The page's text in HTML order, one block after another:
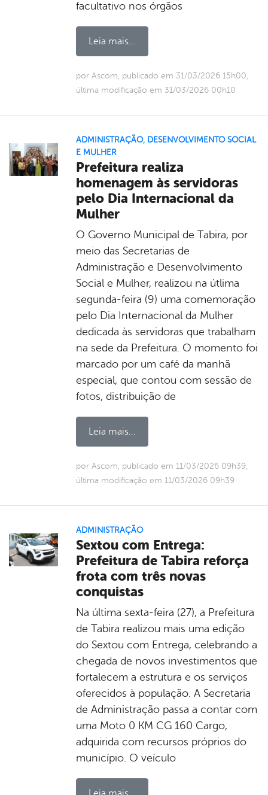
facultativo nos órgãos
Leia mais...
por Ascom, publicado em 31/03/2026 15h00,
última modificação em 31/03/2026 00h10
ADMINISTRAÇÃO, DESENVOLVIMENTO SOCIAL
E MULHER
Prefeitura realiza
homenagem às servidoras
pelo Dia Internacional da
Mulher
O Governo Municipal de Tabira, por
meio das Secretarias de
Administração e Desenvolvimento
Social e Mulher, realizou na útlima
segunda-feira (9) uma comemoração
pelo Dia Internacional da Mulher
dedicada às servidoras que trabalham
na sede da Prefeitura. O momento foi
marcado por um café da manhã
especial, que contou com sessão de
fotos, distribuição de
Leia mais...
por Ascom, publicado em 11/03/2026 09h39,
última modificação em 11/03/2026 09h39
ADMINISTRAÇÃO
Sextou com Entrega:
Prefeitura de Tabira reforça
frota com três novas
conquistas
Na última sexta-feira (27), a Prefeitura
de Tabira realizou mais uma edição
do Sextou com Entrega, celebrando a
chegada de novos investimentos que
fortalecem a estrutura e os serviços
oferecidos à população. A Secretaria
de Administração passa a contar com
uma Moto 0 KM CG 160 Cargo,
adquirida com recursos próprios do
município. O veículo